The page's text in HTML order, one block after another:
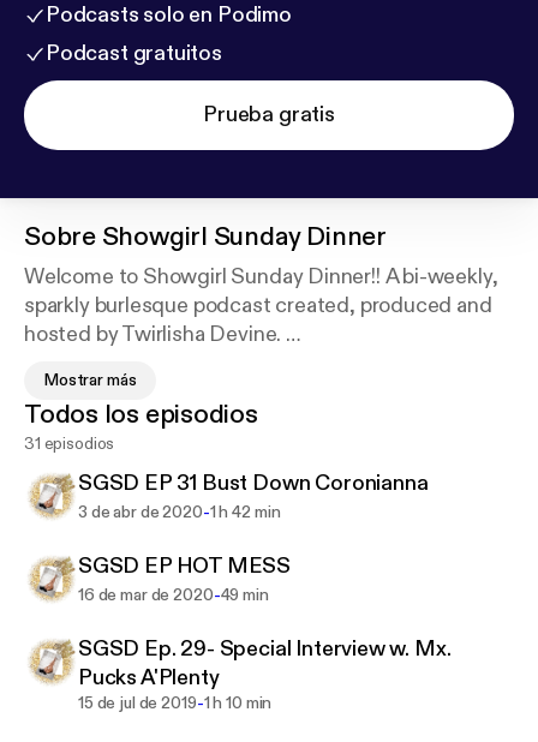
Podcasts solo en Podimo
Podcast gratuitos
Prueba gratis
Sobre Showgirl Sunday Dinner
Welcome to Showgirl Sunday Dinner!! A bi-weekly,
sparkly burlesque podcast created, produced and
hosted by Twirlisha Devine.
living, loving, training and performing all over the
world from an unapologetically Black perspective!!!
Mostrar más
Todos los episodios
31 episodios
SGSD EP 31 Bust Down Coronianna
3 de abr de 2020-1 h 42 min
SGSD EP HOT MESS
16 de mar de 2020-49 min
SGSD Ep. 29- Special Interview w. Mx.
Pucks A'Plenty
15 de jul de 2019-1 h 10 min